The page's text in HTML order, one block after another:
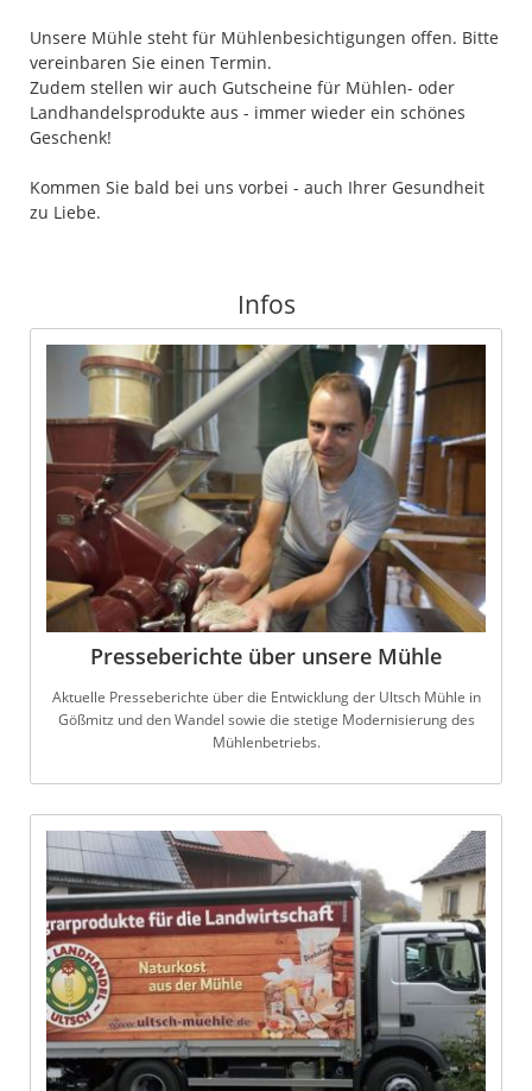
Unsere Mühle steht für Mühlenbesichtigungen offen. Bitte
vereinbaren Sie einen Termin.
Zudem stellen wir auch Gutscheine für Mühlen- oder
Landhandelsprodukte aus - immer wieder ein schönes
Geschenk!
Kommen Sie bald bei uns vorbei - auch Ihrer Gesundheit
zu Liebe.
Infos
Presseberichte über unsere Mühle
Aktuelle Presseberichte über die Entwicklung der Ultsch Mühle in
Gößmitz und den Wandel sowie die stetige Modernisierung des
Mühlenbetriebs.